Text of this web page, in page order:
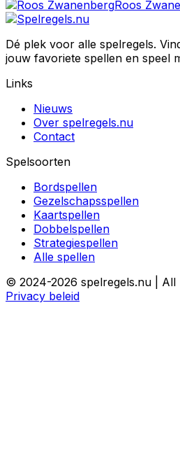
Roos
Dé plek voor alle spelregels.
jouw favoriete spellen en speel
Links
Nieuws
Over spelregels.nu
Contact
Spelsoorten
Bordspellen
Gezelschapsspellen
Kaartspellen
Dobbelspellen
Strategiespellen
Alle spellen
© 2024-2026 spelregels.nu | All
Privacy beleid